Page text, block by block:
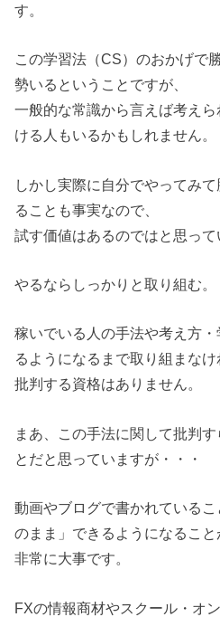
す。
この学習法（CS）のおかげで
勢いるということですが、
一般的な常識から言えば考え
ける人もいるかもしれません。
しかし実際に自分でやってみ
ることも事実なので、
試す価値はあるのではと思って
やるならしっかりと取り組む。
稼いでいる人の手法や考え方
るようになるまで取り組まなけ
批判する資格はありません。
まあ、この手法に関して批判
とだと思っていますが・・・
動画やブログで書かれている
のまま」できるようになること
非常に大事です。
FXの情報商材やスクール・オ